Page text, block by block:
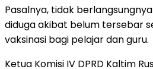
Pasalnya, tidak
diduga akibat belum tersebar
vaksinasi bagi pelajar dan guru.
Ketua Komisi IV DPRD Kaltim